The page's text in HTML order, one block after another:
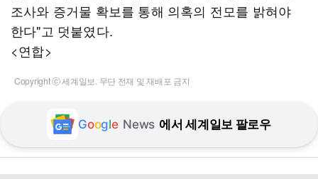
조사와 증거물 확보를 통해 의혹의 전모를 밝혀야
한다"고 덧붙였다.
<연합>
Copyright ⓒ 세계일보. 무단 전재 및 재배포 금지
Google News 에서 세계일보 팔로우